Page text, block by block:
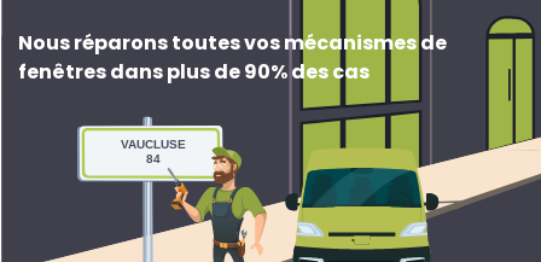
Nous réparons toutes vos mécanismes de
fenêtres dans plus de 90% des cas
VAUCLUSE
84